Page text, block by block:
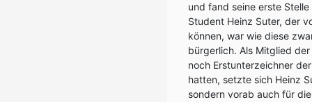
und fand seine erste
Student Heinz Suter, der
können, war wie diese
bürgerlich. Als Mitglied
noch Erstunterzeichner
hatten, setzte sich Heinz
sondern vorab auch für